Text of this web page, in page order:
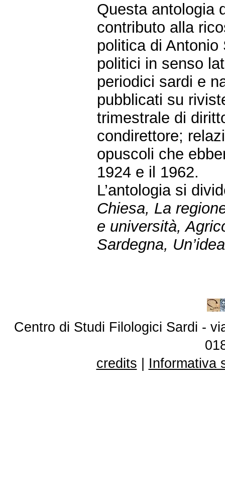
Questa antologia
contributo alla
politica di
politici in senso
periodici sardi e
pubblicati su
trimestrale di
condirettore;
opuscoli che
1924 e il 1962.
L’antologia si
Chiesa, La
e università,
Sardegna,
Centro di Studi Filologici Sardi -
credits
Informativa